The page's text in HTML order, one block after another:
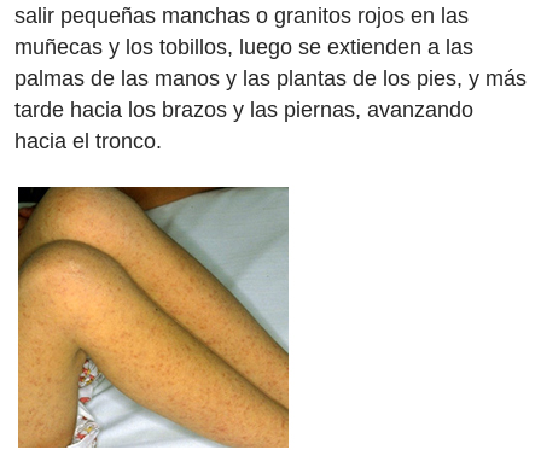
salir pequeñas manchas o granitos rojos en las
muñecas y los tobillos, luego se extienden a las
palmas de las manos y las plantas de los pies, y más
tarde hacia los brazos y las piernas, avanzando
hacia el tronco.